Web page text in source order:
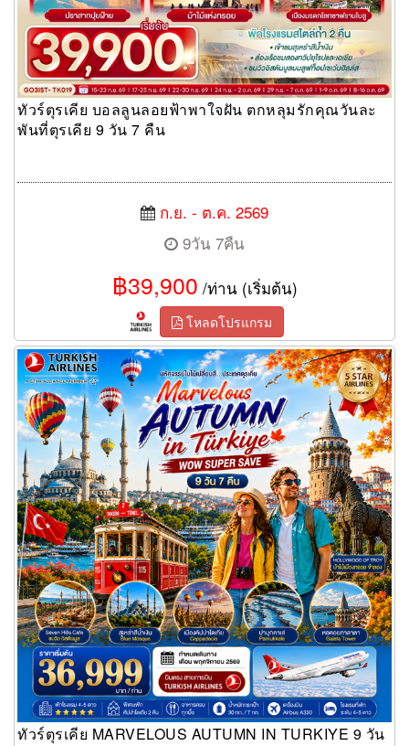
ทัวร์ตุรเคีย บอลลูนลอยฟ้าพาใจฝัน ตกหลุมรักคุณวันละ
พันที่ตุรเคีย 9 วัน 7 คืน
ก.ย. - ต.ค. 2569
9วัน 7คืน
฿39,900 /ท่าน (เริ่มต้น)
โหลดโปรแกรม
ทัวร์ตุรเคีย MARVELOUS AUTUMN IN TURKIYE 9 วัน 7 คืน
ทัวร์ตุรเคีย MARVELOUS AUTUMN IN TURKIYE 9 วัน